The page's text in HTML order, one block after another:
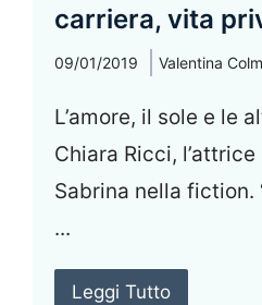
carriera, vita
09/01/2019 Valentina
L’amore, il sole e le
Chiara Ricci,
Sabrina nella fiction.
...
Leggi Tutto